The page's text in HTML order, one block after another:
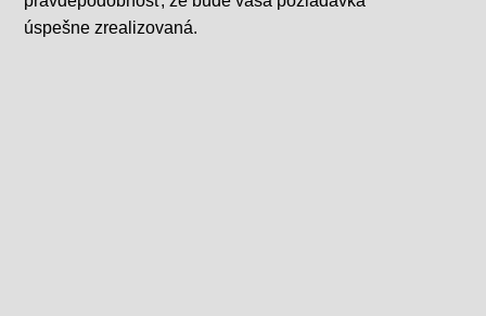
úspešne zrealizovaná.